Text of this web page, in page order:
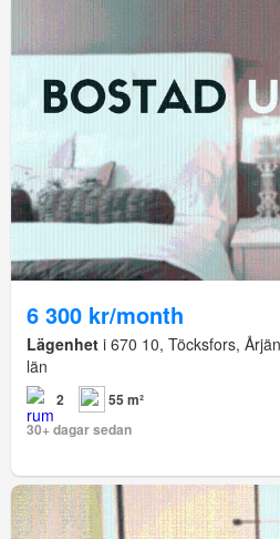
6 300 kr/month
Lägenhet i 670 10, Töcksfors,
län
2
55 m²
30+ dagar sedan